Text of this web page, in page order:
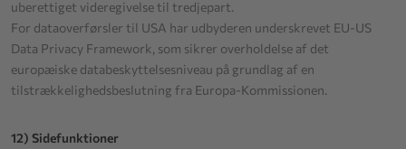
uberettiget videregivelse til tredjepart.
For dataoverførsler til USA har udbyderen underskrevet EU-US
Data Privacy Framework, som sikrer overholdelse af det
europæiske databeskyttelsesniveau på grundlag af en
tilstrækkelighedsbeslutning fra Europa-Kommissionen.
12) Sidefunktioner